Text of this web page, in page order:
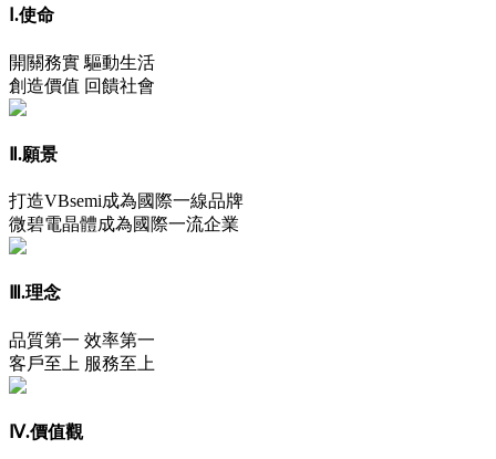
Ⅰ.使命
開關務實 驅動生活
創造價值 回饋社會
Ⅱ.願景
打造VBsemi成為國際一線品牌
微碧電晶體成為國際一流企業
Ⅲ.理念
品質第一 效率第一
客戶至上 服務至上
Ⅳ.價值觀